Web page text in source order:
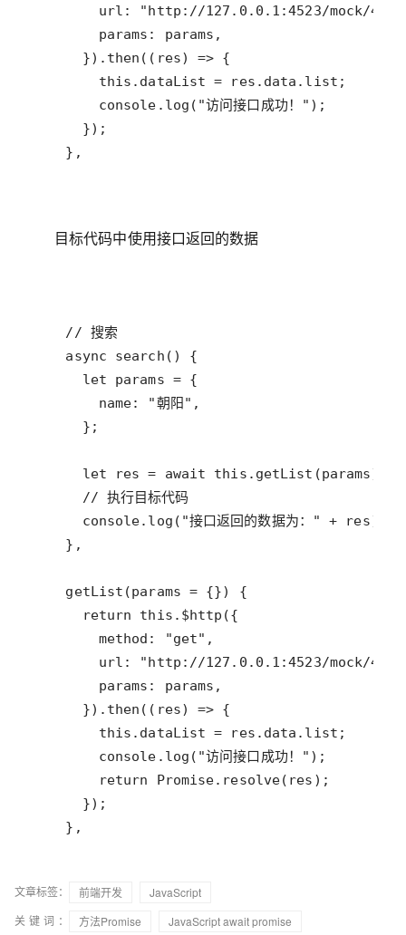
目标代码中使用接口返回的数据
文章标签： 前端开发
JavaScript
关键词：
方法Promise
JavaScript await promise